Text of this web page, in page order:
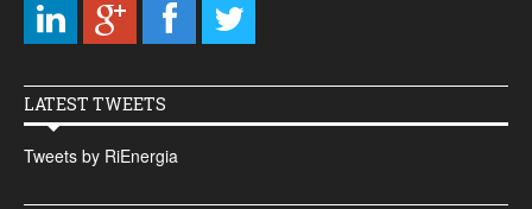
LATEST TWEETS
Tweets by RiEnergia